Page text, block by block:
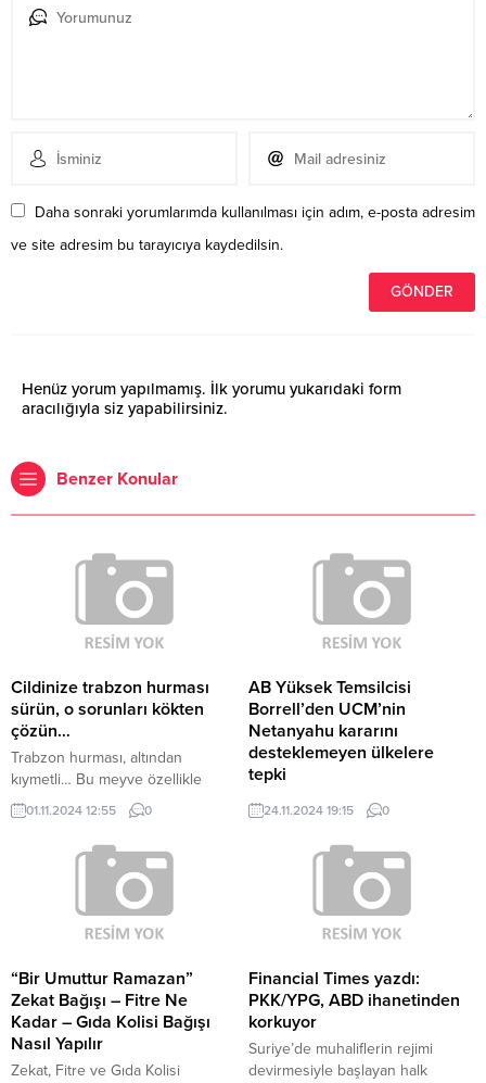
Daha sonraki yorumlarımda kullanılması için adım, e-posta adresim
ve site adresim bu tarayıcıya kaydedilsin.
Henüz yorum yapılmamış. İlk yorumu yukarıdaki form
aracılığıyla siz yapabilirsiniz.
Benzer Konular
Cildinize trabzon hurması
sürün, o sorunları kökten
çözün…
Trabzon hurması, altından
kıymetli… Bu meyve özellikle
Türkiye’de ve bazı diğer Akdeniz
ülkelerinde yetişen bir meyvedir.
Bilimsel adı “Diospyros kaki” olan
bu meyve, genellikle turuncu
veya sarı renkte olur ve tatlı, sulu
bir lezzete sahiptir. Trabzon
hurması, olgunlaştığında yumuşak
taze tüketilir, ama kurutulmuş
olarak...
01.11.2024 12:55 0
AB Yüksek Temsilcisi
Borrell’den UCM’nin
Netanyahu kararını
desteklemeyen ülkelere
tepki
Borrell, Güney Kıbrıs Rum
Yönetimi’nde düzenlenen İsrail-
Filistin konulu bir konferansta
UCM’nin kararıyla ilgili
değerlendirmelerde bulundu.
“Bu, siyasi bir karar değil, bir
mahkeme kararıdır. AB üye
oluşturulmuş uluslararası bir
mahkemenin kararı.” diyen
Borrell, “Mahkeme Putin’e karşı
tutuklama emri çıkarmaya karar
verdiğinde birçok ses destekledi.
24.11.2024 19:15 0
“Bir Umuttur Ramazan”
Zekat Bağışı – Fitre Ne
Kadar – Gıda Kolisi Bağışı
Nasıl Yapılır
Zekat, Fitre ve Gıda Kolisi
Financial Times yazdı:
PKK/YPG, ABD ihanetinden
korkuyor
Suriye’de muhaliflerin rejimi
devirmesiyle başlayan halk